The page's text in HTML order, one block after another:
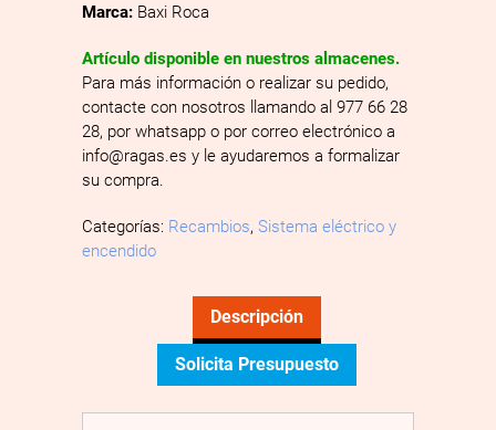
Marca: Baxi Roca
Artículo disponible en nuestros almacenes.
Para más información o realizar su pedido,
contacte con nosotros llamando al 977 66 28
28, por whatsapp o por correo electrónico a
info@ragas.es y le ayudaremos a formalizar
su compra.
Categorías: Recambios, Sistema eléctrico y
encendido
Descripción
Solicita Presupuesto